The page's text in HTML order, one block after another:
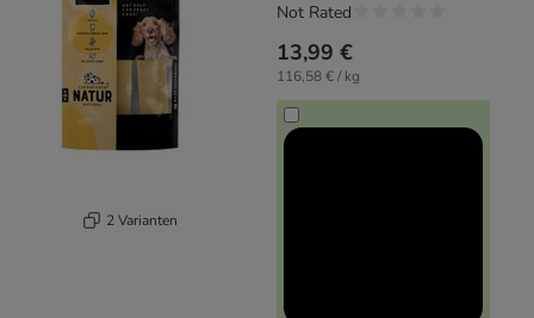
2 Varianten
13,99 €
116,58 € / kg
Not Rated